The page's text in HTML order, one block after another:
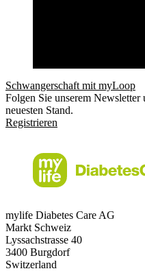
Schwangerschaft mit myLoop
Folgen Sie unserem Newsletter
neuesten Stand.
Registrieren
mylife Diabetes Care AG
Markt Schweiz
Lyssachstrasse 40
3400 Burgdorf
Switzerland